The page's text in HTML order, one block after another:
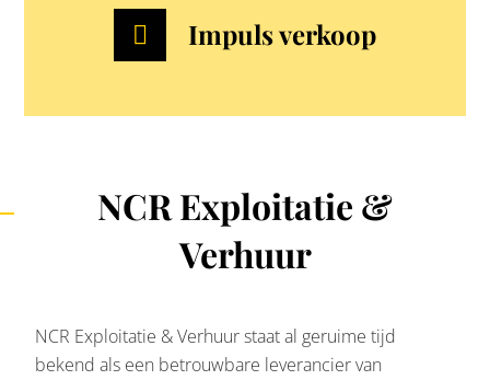
Impuls verkoop
NCR Exploitatie &
Verhuur
NCR Exploitatie & Verhuur staat al geruime tijd
bekend als een betrouwbare leverancier van